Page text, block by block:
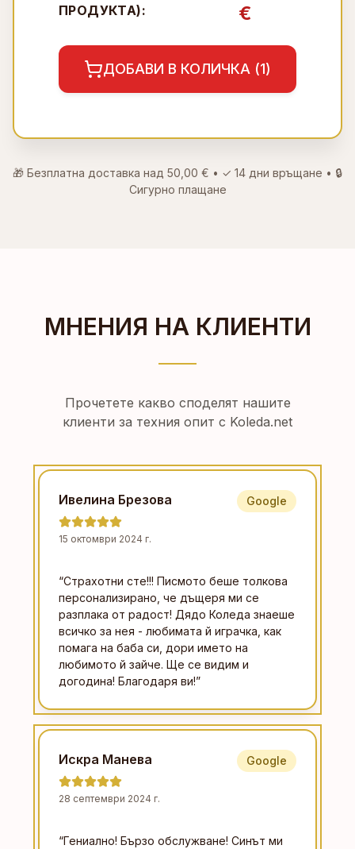
ПРОДУКТА):
€
ДОБАВИ В КОЛИЧКА (1)
🎁 Безплатна доставка над 50,00 € • ✓ 14 дни връщане • 🔒
Сигурно плащане
МНЕНИЯ НА КЛИЕНТИ
Прочетете какво споделят нашите
клиенти за техния опит с Koleda.net
Ивелина Брезова
15 октомври 2024 г.
Google
“Страхотни сте!!! Писмото беше толкова
персонализирано, че дъщеря ми се
разплака от радост! Дядо Коледа знаеше
всичко за нея - любимата й играчка, как
помага на баба си, дори името на
любимото й зайче. Ще се видим и
догодина! Благодаря ви!”
Искра Манева
28 септември 2024 г.
Google
“Гениално! Бързо обслужване! Синът ми